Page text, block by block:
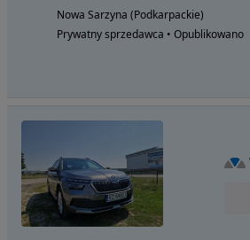
Nowa Sarzyna (Podkarpackie)
Prywatny sprzedawca • Opublikowano